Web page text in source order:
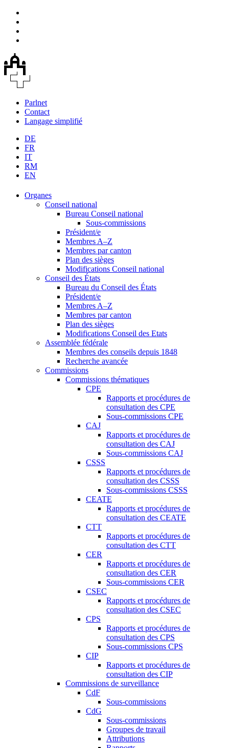
Parlnet
Contact
Langage simplifié
DE
FR
IT
RM
EN
Organes
Conseil national
Bureau Conseil national
Sous-commissions
Président/e
Membres A–Z
Membres par canton
Plan des sièges
Modifications Conseil national
Conseil des États
Bureau du Conseil des États
Président/e
Membres A–Z
Membres par canton
Plan des sièges
Modifications Conseil des Etats
Assemblée fédérale
Membres des conseils depuis 1848
Recherche avancée
Commissions
Commissions thématiques
CPE
Rapports et procédures de
consultation des CPE
Sous-commissions CPE
CAJ
Rapports et procédures de
consultation des CAJ
Sous-commissions CAJ
CSSS
Rapports et procédures de
consultation des CSSS
Sous-commissions CSSS
CEATE
Rapports et procédures de
consultation des CEATE
CTT
Rapports et procédures de
consultation des CTT
CER
Rapports et procédures de
consultation des CER
Sous-commissions CER
CSEC
Rapports et procédures de
consultation des CSEC
CPS
Rapports et procédures de
consultation des CPS
Sous-commissions CPS
CIP
Rapports et procédures de
consultation des CIP
Commissions de surveillance
CdF
Sous-commissions
CdG
Sous-commissions
Groupes de travail
Attributions